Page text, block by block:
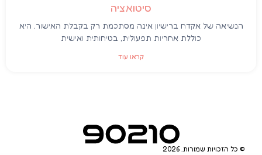
סיטואציה
הנשיאה של אקדח ברישיון אינה מסתכמת רק בקבלת האישור. היא
כוללת אחריות תפעולית, בטיחותית ואישית
קראו עוד
© כל הזכויות שמורות. 2026